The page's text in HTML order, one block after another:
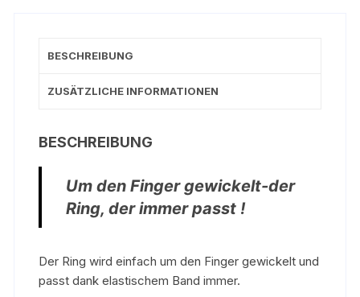
BESCHREIBUNG
ZUSÄTZLICHE INFORMATIONEN
BESCHREIBUNG
Um den Finger gewickelt-der
Ring, der immer passt !
Der Ring wird einfach um den Finger gewickelt und
passt dank elastischem Band immer.